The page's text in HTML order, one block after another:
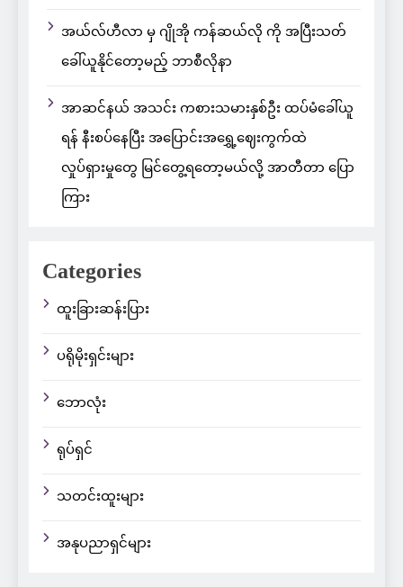
အယ်လ်ဟီလာ မှ ဂျိုအို ကန်ဆယ်လို ကို အပြီးသတ်
ခေါ်ယူနိုင်တော့မည့် ဘာစီလိုနာ
အာဆင်နယ် အသင်း ကစားသမားနှစ်ဦး ထပ်မံခေါ်ယူ
ရန် နီးစပ်နေပြီး အပြောင်းအရွှေ့ဈေးကွက်ထဲ
လှုပ်ရှားမှုတွေ မြင်တွေ့ရတော့မယ်လို့ အာတီတာ ပြော
ကြား
Categories
ထူးခြားဆန်းပြား
ပရိုမိုးရှင်းများ
ဘောလုံး
ရုပ်ရှင်
သတင်းထူးများ
အနုပညာရှင်များ